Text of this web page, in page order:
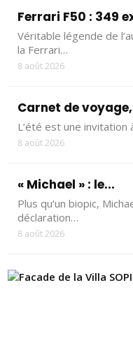
Ferrari F50 : 349
Véritable légende de
la Ferrari…
8 août 2026
Carnet de
L’été est une invitation
8 août 2026
« Michael » : le...
Plus qu’un biopic,
déclaration…
8 août 2026